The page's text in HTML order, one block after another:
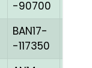
-90700
BAN17-
-117350